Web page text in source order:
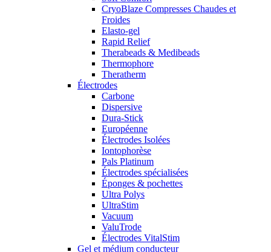
CryoBlaze Compresses Chaudes et
Froides
Elasto-gel
Rapid Relief
Therabeads & Medibeads
Thermophore
Theratherm
Électrodes
Carbone
Dispersive
Dura-Stick
Européenne
Électrodes Isolées
Iontophorèse
Pals Platinum
Électrodes spécialisées
Éponges & pochettes
Ultra Polys
UltraStim
Vacuum
ValuTrode
Électrodes VitalStim
Gel et médium conducteur